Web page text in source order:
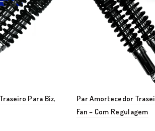
Para Biz,
Par Amortecedor
Fan – Com Regulagem